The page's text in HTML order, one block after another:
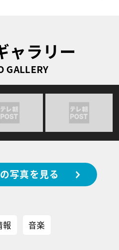
ャラリー
GALLERY
写真を見る
報 音楽